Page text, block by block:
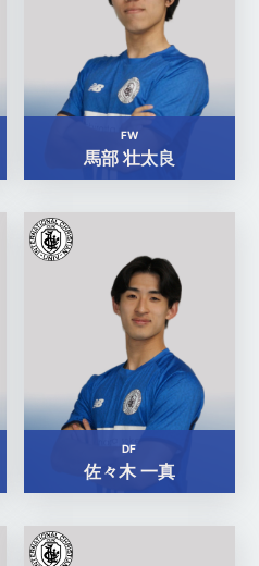
FW
馬部 壮太良
DF
佐々木 一真